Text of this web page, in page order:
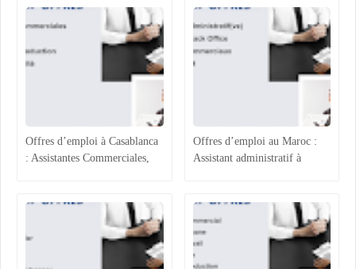
Offres d’emploi à Casablanca
: Assistantes Commerciales,
Qualité
Offres d’emploi au Maroc :
Assistant administratif à
Commerciaux à Rabat-Salé et
Assistant RH à Agadir